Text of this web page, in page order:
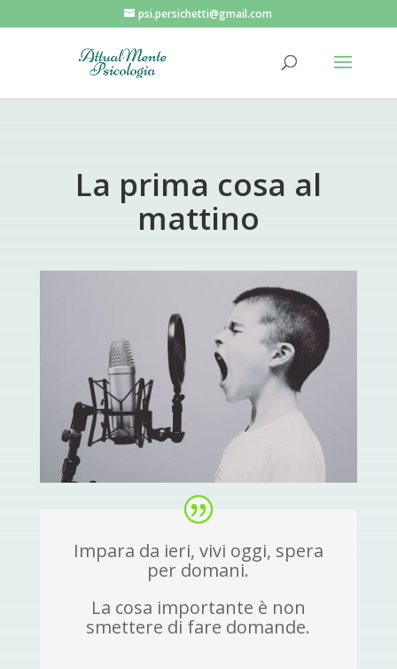
psi.persichetti@gmail.com
La prima cosa al
mattino
Impara da ieri, vivi oggi, spera
per domani.
La cosa importante è non
smettere di fare domande.